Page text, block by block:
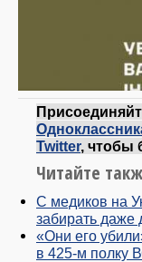
Twitter, чтобы
Читайте
С медиков на
забирать
«Они его
в 425-м полку